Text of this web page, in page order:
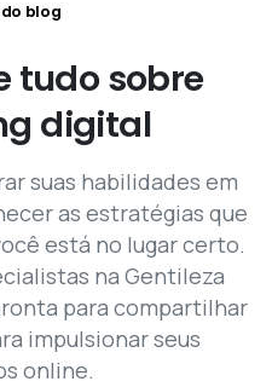
blog
tudo sobre
digital
suas habilidades em
as estratégias que
está no lugar certo.
na Gentileza
para compartilhar
impulsionar seus
online.